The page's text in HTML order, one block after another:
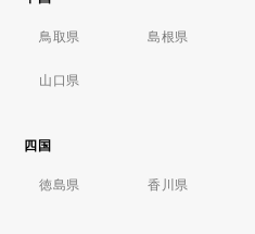
鳥取県 島根県
山口県
四国
徳島県 香川県